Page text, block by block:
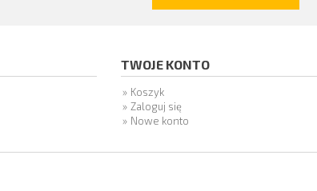
TWOJE KONTO
Koszyk
Zaloguj się
Nowe konto